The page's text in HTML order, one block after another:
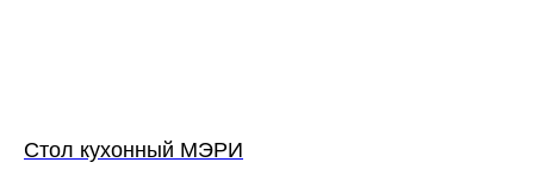
Cтол кухонный МЭРИ